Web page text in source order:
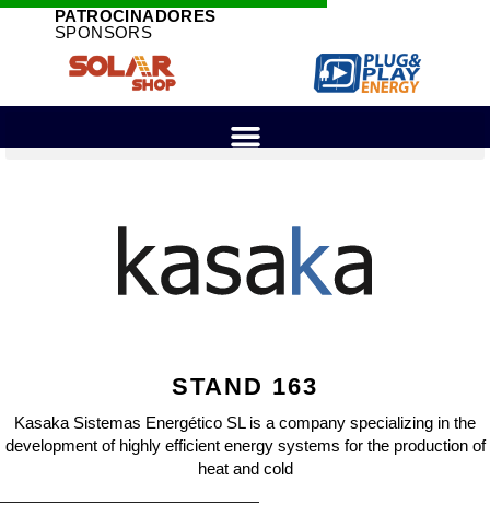
PATROCINADORES
SPONSORS
STAND 163
Kasaka Sistemas Energético SL is a company specializing in the
development of highly efficient energy systems for the production of
heat and cold